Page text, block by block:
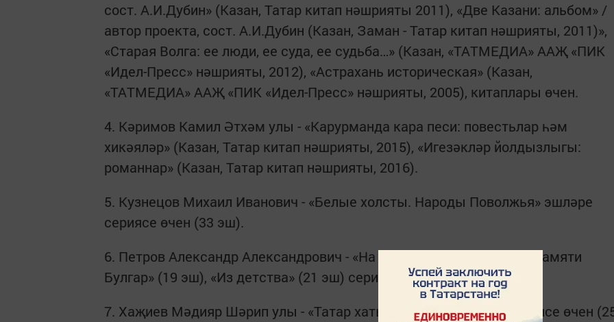
сост. А.И.Дубин» (Казан, Татар китап нәшрияты 2011), «Две Казани: альбом» /
автор проекта, сост. А.И.Дубин (Казан, Заман - Татар китап нәшрияты, 2011)»,
«Старая Волга: ее люди, ее суда, ее судьба…» (Казан, «ТАТМЕДИА» ААҖ «ПИК
«Идел-Пресс» нәшрияты, 2012), «Астрахань историческая» (Казан,
«ТАТМЕДИА» ААҖ «ПИК «Идел-Пресс» нәшрияты, 2005), китаплары өчен.
4. Кәримов Камил Әтхәм улы - «Карурманда кара песи: повестьлар һәм
хикәяләр» (Казан, Татар китап нәшрияты, 2015), «Игезәкләр йолдызлыгы:
романнар» (Казан, Татар китап нәшрияты, 2016).
5. Кузнецов Михаил Иванович - «Белые холсты. Народы Поволжья» эшләре
сериясе өчен (33 эш).
6. Петров Александр Александрович - «На стихи Г.Тукая» (10 эш), «Памяти
Булгар» (19 эш), «Из детства» (21 эш) серияләре өчен.
7. Хаҗиев Мәдияр Шәрип улы - «Татар хатын-кызлар» эшләре сериясе өчен